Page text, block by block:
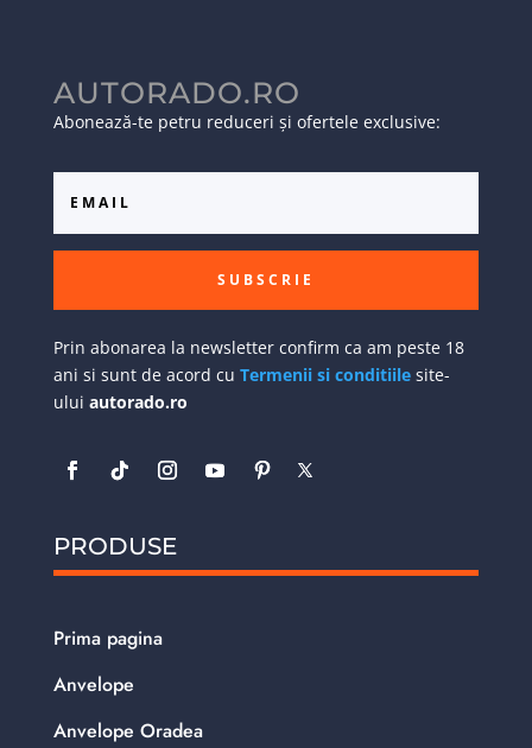
AUTORADO.RO
Abonează-te petru reduceri și ofertele exclusive:
SUBSCRIE
Prin abonarea la newsletter confirm ca am peste 18
ani si sunt de acord cu Termenii si conditiilesite-
ului autorado.ro
PRODUSE
Prima pagina
Anvelope
Anvelope Oradea